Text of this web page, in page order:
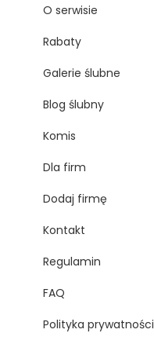
O serwisie
Rabaty
Galerie ślubne
Blog ślubny
Komis
Dla firm
Dodaj firmę
Kontakt
Regulamin
FAQ
Polityka prywatności